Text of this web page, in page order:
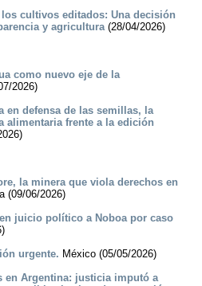
cultivos editados: Una decisión
y agricultura(28/04/2026)
como nuevo eje de la
2026)
en defensa de las semillas, la
alimentaria frente a la edición
la minera que viola derechos en
(09/06/2026)
juicio político a Noboa por caso
urgente. México (05/05/2026)
en Argentina: justicia imputó a